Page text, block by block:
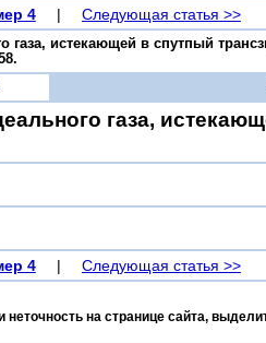
4 | Следующая статья >>
газа, истекающей в спутпый
газа,
4 | Следующая статья >>
на странице сайта,